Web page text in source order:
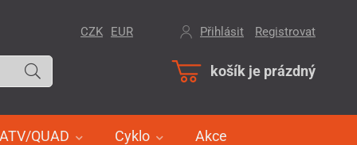
košík je prázdný
ATV/QUAD Cyklo Akce
CZK EUR Přihlásit Registrovat